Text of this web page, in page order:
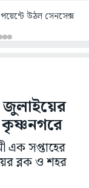
উঠল সেনসেক্স
কৃষ্ণনগরে
এক সপ্তাহের
ব্লক ও শহর